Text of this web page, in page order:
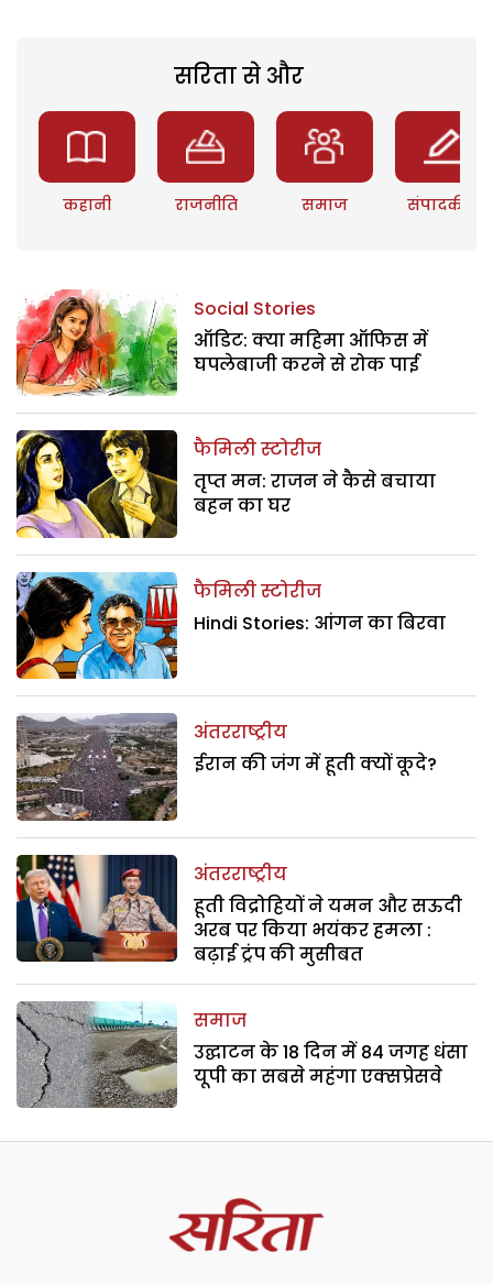
सरिता से और
कहानी राजनीति समाज संपादकीय
Social Stories
ऑडिट: क्या महिमा ऑफिस में
घपलेबाजी करने से रोक पाई
फैमिली स्टोरीज
तृप्त मन: राजन ने कैसे बचाया
बहन का घर
फैमिली स्टोरीज
Hindi Stories: आंगन का बिरवा
अंतरराष्ट्रीय
ईरान की जंग में हूती क्यों कूदे?
अंतरराष्ट्रीय
हूती विद्रोहियों ने यमन और सऊदी
अरब पर किया भयंकर हमला :
बढ़ाई ट्रंप की मुसीबत
समाज
उद्घाटन के 18 दिन में 84 जगह धंसा
यूपी का सबसे महंगा एक्सप्रेसवे